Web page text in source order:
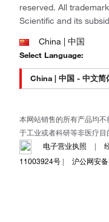
Unity Lab Services
Patheon
PPD
reserved. All
Scientific and its
China | 中国
Select Language:
本网站销售的所有产品均
于工业或者科研等非医疗目
电子营业执照
|
11003924号 | 沪公网安